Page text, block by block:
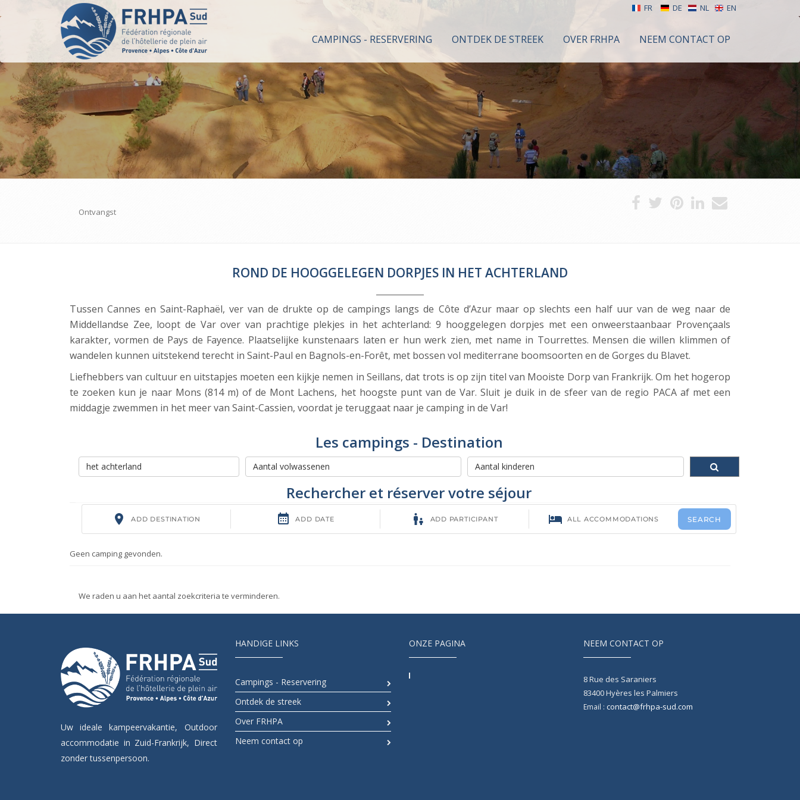
FR DE NL EN
CAMPINGS - RESERVERING ONTDEK DE STREEK OVER FRHPA NEEM CONTACT OP
Ontvangst
ROND DE HOOGGELEGEN DORPJES IN HET ACHTERLAND
Tussen Cannes en Saint-Raphaël, ver van de drukte op de campings langs de Côte d’Azur maar op slechts een half uur van de weg naar de
Middellandse Zee, loopt de Var over van prachtige plekjes in het achterland: 9 hooggelegen dorpjes met een onweerstaanbaar Provençaals
karakter, vormen de Pays de Fayence. Plaatselijke kunstenaars laten er hun werk zien, met name in Tourrettes. Mensen die willen klimmen of
wandelen kunnen uitstekend terecht in Saint-Paul en Bagnols-en-Forêt, met bossen vol mediterrane boomsoorten en de Gorges du Blavet.
Liefhebbers van cultuur en uitstapjes moeten een kijkje nemen in Seillans, dat trots is op zijn titel van Mooiste Dorp van Frankrijk. Om het hogerop
te zoeken kun je naar Mons (814 m) of de Mont Lachens, het hoogste punt van de Var. Sluit je duik in de sfeer van de regio PACA af met een
middagje zwemmen in het meer van Saint-Cassien, voordat je teruggaat naar je camping in de Var!
Les campings - Destination
Rechercher et réserver votre séjour
Geen camping gevonden.
We raden u aan het aantal zoekcriteria te verminderen.
Uw ideale kampeervakantie, Outdoor
accommodatie in Zuid-Frankrijk, Direct
zonder tussenpersoon.
HANDIGE LINKS
Campings - Reservering
Ontdek de streek
Over FRHPA
Neem contact op
ONZE PAGINA NEEM CONTACT OP
8 Rue des Saraniers
83400Hyères les Palmiers
Email : contact@frhpa-sud.com